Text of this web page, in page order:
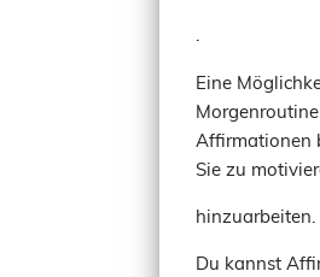
Eine
Affirmationen
Sie zu
hinzuarbeiten.
Du kannst